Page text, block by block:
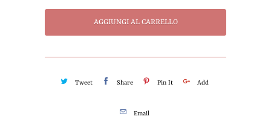
AGGIUNGI AL CARRELLO
Tweet Share Pin It Add
Email